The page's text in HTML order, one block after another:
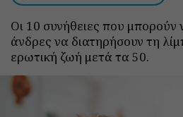
Οι 10 συνήθειες που
άνδρες να διατηρήσουν τη
ερωτική ζωή μετά τα 50.